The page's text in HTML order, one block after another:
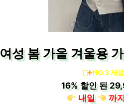
여성 봄 가을 겨울용
[ NO.3 제
16%할인 된
내일
까